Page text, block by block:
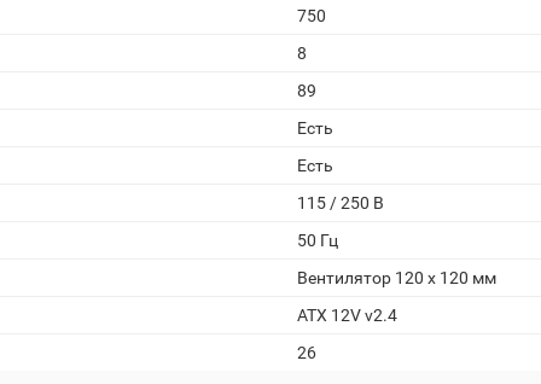
750
8
89
Есть
Есть
115 / 250 В
50 Гц
Вентилятор 120 x 120 мм
ATX 12V v2.4
26